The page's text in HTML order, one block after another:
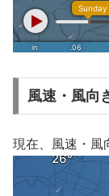
風速・風向
現在、風速・風